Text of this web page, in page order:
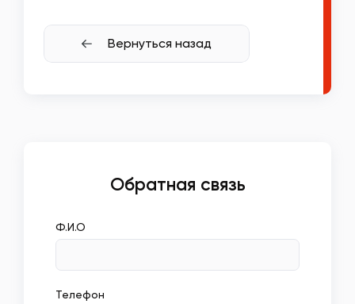
Вернуться назад
Обратная связь
Ф.И.О
Телефон